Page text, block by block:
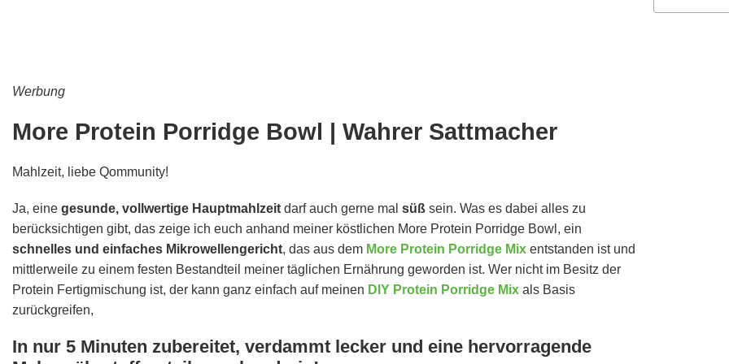
Werbung
More Protein Porridge Bowl | Wahrer Sattmacher
Mahlzeit, liebe Qommunity!
Ja, eine gesunde, vollwertige Hauptmahlzeit darf auch gerne mal süß sein. Was es dabei alles zu
berücksichtigen gibt, das zeige ich euch anhand meiner köstlichen More Protein Porridge Bowl, ein
schnelles und einfaches Mikrowellengericht, das aus dem More Protein Porridge Mix entstanden ist und
mittlerweile zu einem festen Bestandteil meiner täglichen Ernährung geworden ist. Wer nicht im Besitz der
Protein Fertigmischung ist, der kann ganz einfach auf meinen DIY Protein Porridge Mix als Basis
zurückgreifen,
In nur 5 Minuten zubereitet, verdammt lecker und eine hervorragende